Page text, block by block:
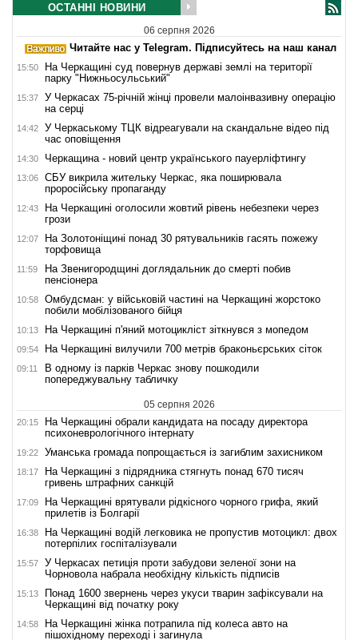
ОСТАННІ НОВИНИ
06 серпня 2026
Читайте нас у Telegram. Підписуйтесь на наш канал
15:50
На Черкащині суд повернув державі землі на території
парку "Нижньосульський"
15:37
У Черкасах 75-річній жінці провели малоінвазивну операцію
на серці
14:42
У Черкаському ТЦК відреагували на скандальне відео під
час оповіщення
14:30 Черкащина - новий центр українського пауерліфтингу
13:06
СБУ викрила жительку Черкас, яка поширювала
проросійську пропаганду
12:43
На Черкащині оголосили жовтий рівень небезпеки через
грози
12:07
На Золотоніщині понад 30 рятувальників гасять пожежу
торфовища
11:59
На Звенигородщині доглядальник до смерті побив
пенсіонера
10:58
Омбудсман: у військовій частині на Черкащині жорстоко
побили мобілізованого бійця
10:13 На Черкащині п'яний мотоцикліст зіткнувся з мопедом
09:54 На Черкащині вилучили 700 метрів браконьєрських сіток
09:11
В одному із парків Черкас знову пошкодили
попереджувальну табличку
05 серпня 2026
20:15
На Черкащині обрали кандидата на посаду директора
психоневрологічного інтернату
19:22 Уманська громада попрощається із загиблим захисником
18:17
На Черкащині з підрядника стягнуть понад 670 тисяч
гривень штрафних санкцій
17:09
На Черкащині врятували рідкісного чорного грифа, який
прилетів із Болгарії
16:38
На Черкащині водій легковика не пропустив мотоцикл: двох
потерпілих госпіталізували
15:57
У Черкасах петиція проти забудови зеленої зони на
Чорновола набрала необхідну кількість підписів
15:13
Понад 1600 звернень через укуси тварин зафіксували на
Черкащині від початку року
14:58
На Черкащині жінка потрапила під колеса авто на
пішохідному переході і загинула